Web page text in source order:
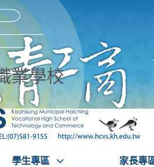
業學校
學生專區 家長專